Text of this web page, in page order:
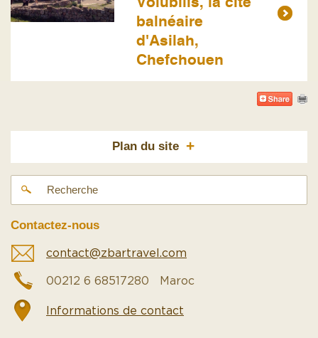
balnéaire
d'Asilah,
Chefchouen
Plan du site +
Contactez-nous
contact@zbartravel.com
00212 6 68517280 Maroc
Informations de contact